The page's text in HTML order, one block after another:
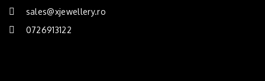
sales@xjewellery.ro
0726913122